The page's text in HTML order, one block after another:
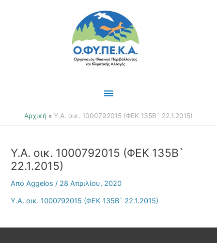
Κύριο
Μενού
Αρχική Υ.Α. οικ. 1000792015 (ΦΕΚ 135Β` 22.1.2015)
Υ.Α. οικ. 1000792015 (ΦΕΚ 135Β`
22.1.2015)
ΑπόAggelos/ 28 Απριλίου, 2020
Υ.Α. οικ. 1000792015 (ΦΕΚ 135Β` 22.1.2015)